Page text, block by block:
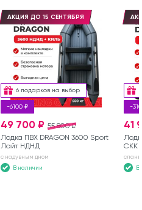
6 подарков на выбор
-6100 ₽
АКЦИЯ ДО 15 СЕНТЯБРЯ
55 800 ₽
49 700 ₽
Лодка ПВХ DRAGON 3600 Sport
Лайт НДНД
с надувным дном
В наличии
-
41
СКК
В